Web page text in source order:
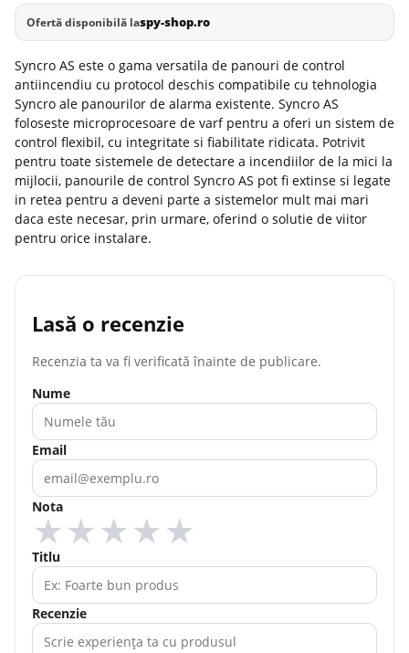
Ofertă disponibilă laspy-shop.ro
Syncro AS este o gama versatila de panouri de control
antiincendiu cu protocol deschis compatibile cu tehnologia
Syncro ale panourilor de alarma existente. Syncro AS
foloseste microprocesoare de varf pentru a oferi un sistem de
control flexibil, cu integritate si fiabilitate ridicata. Potrivit
pentru toate sistemele de detectare a incendiilor de la mici la
mijlocii, panourile de control Syncro AS pot fi extinse si legate
in retea pentru a deveni parte a sistemelor mult mai mari
daca este necesar, prin urmare, oferind o solutie de viitor
pentru orice instalare.
Lasă o recenzie
Recenzia ta va fi verificată înainte de publicare.
Nume
Email
Nota
★
★
★
★
★
Titlu
Recenzie